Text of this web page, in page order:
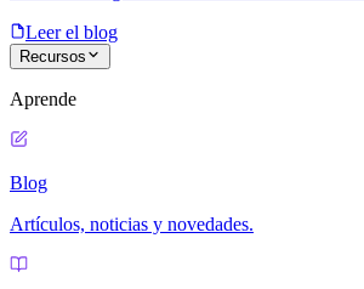
Leer el blog
Recursos
Aprende
Blog
Artículos, noticias y novedades.